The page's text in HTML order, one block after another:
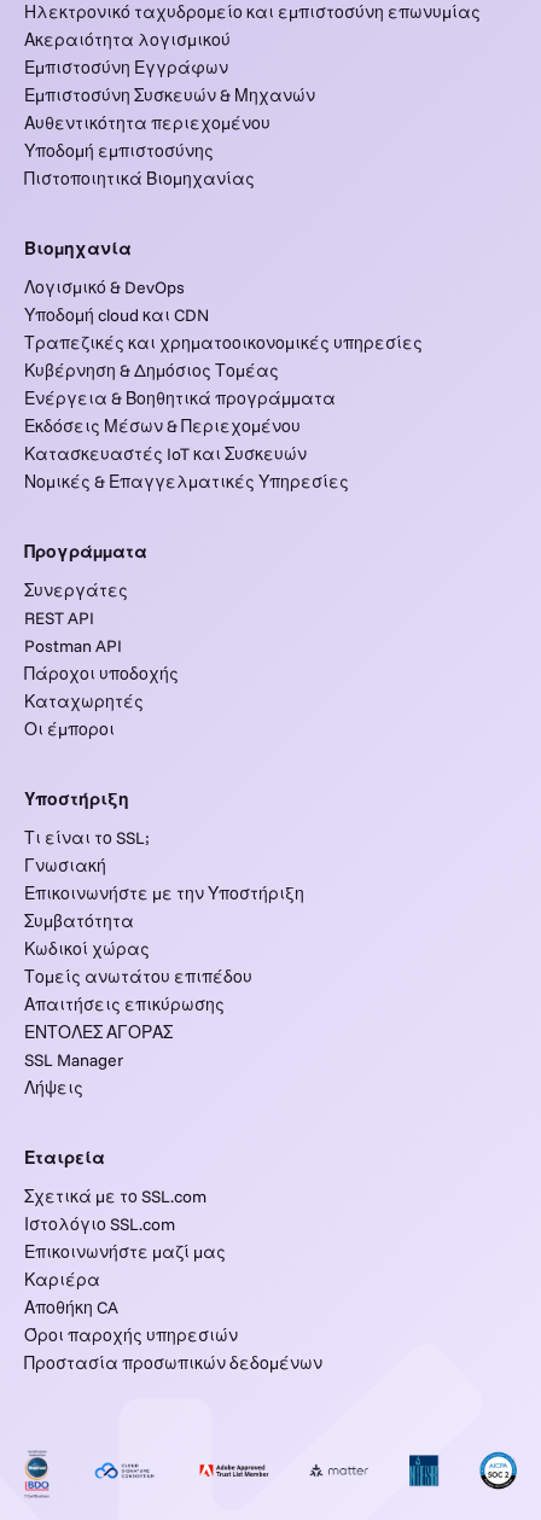
Ηλεκτρονικό ταχυδρομείο και εμπιστοσύνη επωνυμίας
Ακεραιότητα λογισμικού
Εμπιστοσύνη Εγγράφων
Εμπιστοσύνη Συσκευών & Μηχανών
Αυθεντικότητα περιεχομένου
Υποδομή εμπιστοσύνης
Πιστοποιητικά Βιομηχανίας
Βιομηχανία
Λογισμικό & DevOps
Υποδομή cloud και CDN
Τραπεζικές και χρηματοοικονομικές υπηρεσίες
Κυβέρνηση & Δημόσιος Τομέας
Ενέργεια & Βοηθητικά προγράμματα
Εκδόσεις Μέσων & Περιεχομένου
Κατασκευαστές IoT και Συσκευών
Νομικές & Επαγγελματικές Υπηρεσίες
Προγράμματα
Συνεργάτες
REST API
Postman API
Πάροχοι υποδοχής
Καταχωρητές
Οι έμποροι
Υποστήριξη
Τι είναι το SSL;
Γνωσιακή
Επικοινωνήστε με την Υποστήριξη
Συμβατότητα
Κωδικοί χώρας
Τομείς ανωτάτου επιπέδου
Απαιτήσεις επικύρωσης
ΕΝΤΟΛΕΣ ΑΓΟΡΑΣ
SSL Manager
Λήψεις
Εταιρεία
Σχετικά με το SSL.com
Ιστολόγιο SSL.com
Επικοινωνήστε μαζί μας
Καριέρα
Αποθήκη CA
Όροι παροχής υπηρεσιών
Προστασία προσωπικών δεδομένων